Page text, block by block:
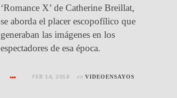
‘Romance X’ de Catherine Breillat,
se aborda el placer escopofílico que
generaban las imágenes en los
espectadores de esa época.
FEB 14, 2018 en VIDEOENSAYOS